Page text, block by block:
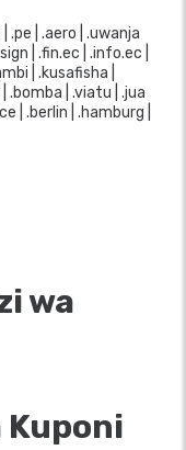
.pe | .aero | .uwanja
| .fin.ec | .info.ec |
| .kusafisha |
.bomba | .viatu | .jua
| .berlin | .hamburg |
wa